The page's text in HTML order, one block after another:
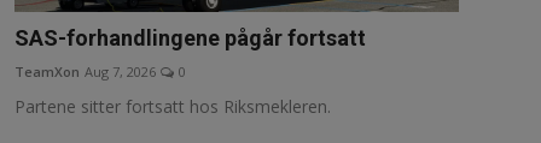
SAS-forhandlingene pågår fortsatt
TeamXon Aug 7, 2026 0
Partene sitter fortsatt hos Riksmekleren.